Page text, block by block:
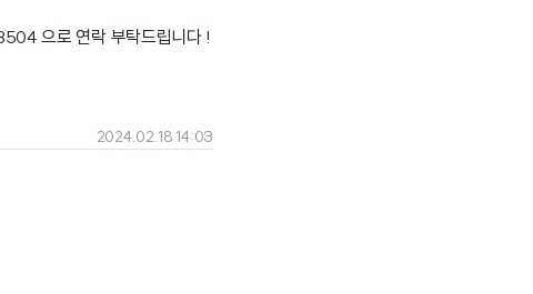
으로 연락 부탁드립니다 !
2024.02.18 14:03